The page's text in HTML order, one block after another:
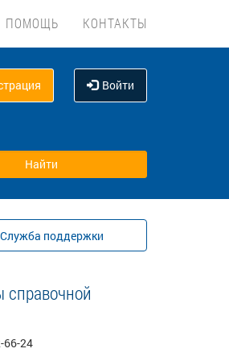
ПОМОЩЬ КОНТАКТЫ
Войти
Служба поддержки
справочной
66-24